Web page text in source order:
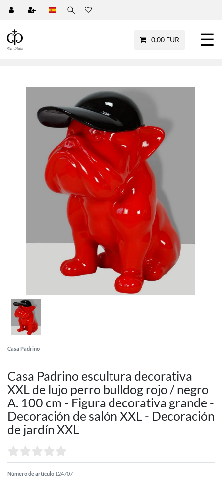
0,00 EUR ☰
Casa Padrino
Casa Padrino escultura decorativa
XXL de lujo perro bulldog rojo / negro
A. 100 cm - Figura decorativa grande -
Decoración de salón XXL - Decoración
de jardín XXL
Número de artículo 124707